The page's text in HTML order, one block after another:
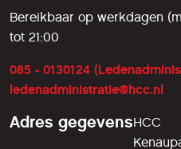
Bereikbaar op werkdagen
tot 21:00
085 - 0130124
ledenadministratie@hcc.nl
Adres gegevensHCC